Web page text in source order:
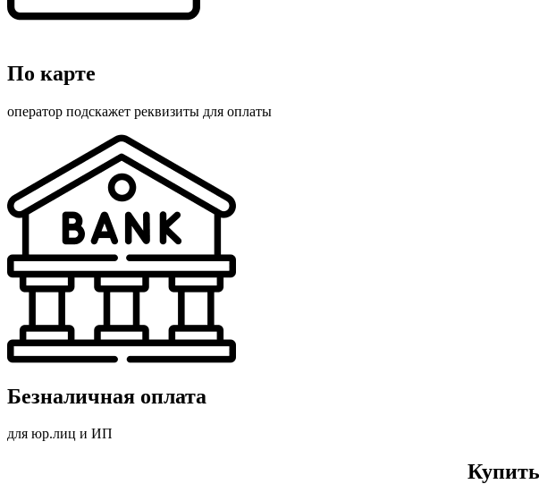
По карте
оператор подскажет реквизиты для оплаты
Безналичная оплата
для юр.лиц и ИП